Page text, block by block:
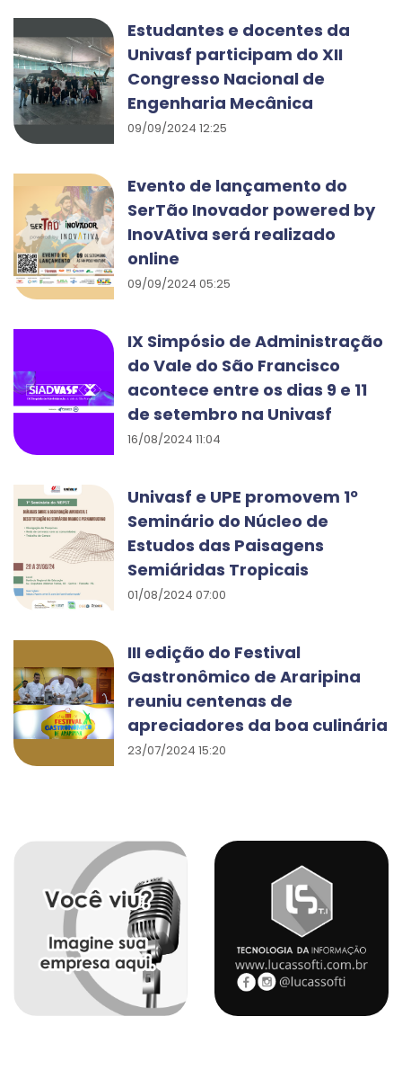
Estudantes e docentes da
Univasf participam do XII
Congresso Nacional de
Engenharia Mecânica
09/09/2024 12:25
Evento de lançamento do
SerTão Inovador powered by
InovAtiva será realizado
online
09/09/2024 05:25
IX Simpósio de Administração
do Vale do São Francisco
acontece entre os dias 9 e 11
de setembro na Univasf
16/08/2024 11:04
Univasf e UPE promovem 1º
Seminário do Núcleo de
Estudos das Paisagens
Semiáridas Tropicais
01/08/2024 07:00
III edição do Festival
Gastronômico de Araripina
reuniu centenas de
apreciadores da boa culinária
23/07/2024 15:20